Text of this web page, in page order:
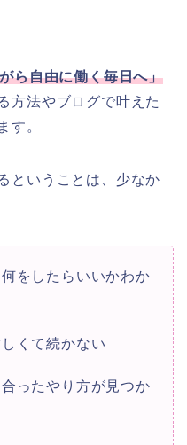
ら自由に働く毎日へ」
方法やブログで叶えた
す。
ということは、少なか
をしたらいいかわか
くて続かない
ったやり方が見つか